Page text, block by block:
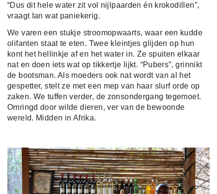
“Dus dit hele water zit vol nijlpaarden én krokodillen”,
vraagt Ian wat paniekerig.
We varen een stukje stroomopwaarts, waar een kudde
olifanten staat te eten. Twee kleintjes glijden op hun
kont het hellinkje af en het water in. Ze spuiten elkaar
nat en doen iets wat op tikkertje lijkt. “Pubers”, grinnikt
de bootsman. Als moeders ook nat wordt van al het
gespetter, stelt ze met een mep van haar slurf orde op
zaken. We tuffen verder, de zonsondergang tegemoet.
Omringd door wilde dieren, ver van de bewoonde
wereld. Midden in Afrika.